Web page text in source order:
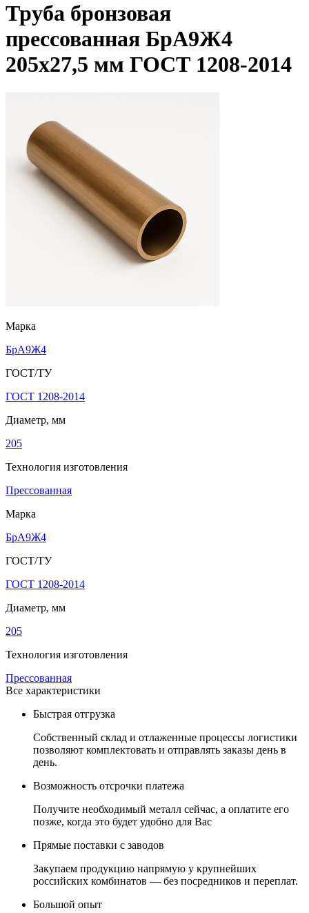
Труба бронзовая
прессованная БрА9Ж4
205х27,5 мм ГОСТ 1208-2014
Марка
БрА9Ж4
ГОСТ/ТУ
ГОСТ 1208-2014
Диаметр, мм
205
Технология изготовления
Прессованная
Марка
БрА9Ж4
ГОСТ/ТУ
ГОСТ 1208-2014
Диаметр, мм
205
Технология изготовления
Прессованная
Все характеристики
Быстрая отгрузка
Собственный склад и отлаженные процессы логистики
позволяют комплектовать и отправлять заказы день в
день.
Возможность отсрочки платежа
Получите необходимый металл сейчас, а оплатите его
позже, когда это будет удобно для Вас
Прямые поставки с заводов
Закупаем продукцию напрямую у крупнейших
российских комбинатов — без посредников и переплат.
Большой опыт